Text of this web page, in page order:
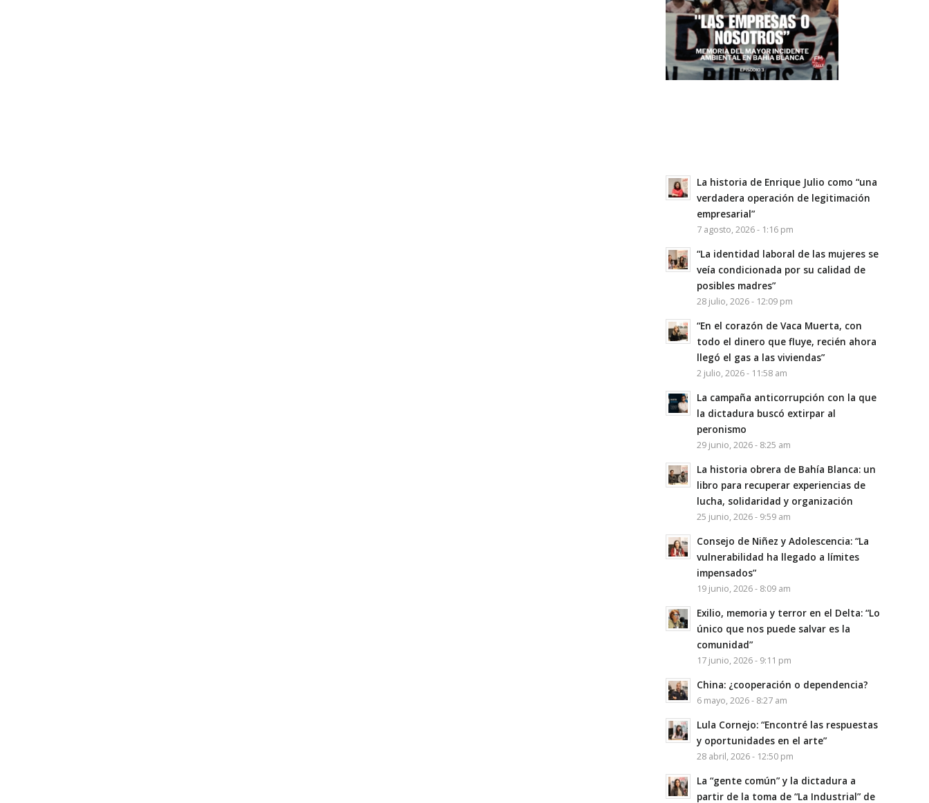
La historia de Enrique Julio como “una
verdadera operación de legitimación
empresarial”
7 agosto, 2026 - 1:16 pm
“La identidad laboral de las mujeres se
veía condicionada por su calidad de
posibles madres”
28 julio, 2026 - 12:09 pm
“En el corazón de Vaca Muerta, con
todo el dinero que fluye, recién ahora
llegó el gas a las viviendas”
2 julio, 2026 - 11:58 am
La campaña anticorrupción con la que
la dictadura buscó extirpar al
peronismo
29 junio, 2026 - 8:25 am
La historia obrera de Bahía Blanca: un
libro para recuperar experiencias de
lucha, solidaridad y organización
25 junio, 2026 - 9:59 am
Consejo de Niñez y Adolescencia: “La
vulnerabilidad ha llegado a límites
impensados”
19 junio, 2026 - 8:09 am
Exilio, memoria y terror en el Delta: “Lo
único que nos puede salvar es la
comunidad”
17 junio, 2026 - 9:11 pm
China: ¿cooperación o dependencia?
6 mayo, 2026 - 8:27 am
Lula Cornejo: “Encontré las respuestas
y oportunidades en el arte”
28 abril, 2026 - 12:50 pm
La “gente común” y la dictadura a
partir de la toma de “La Industrial” de